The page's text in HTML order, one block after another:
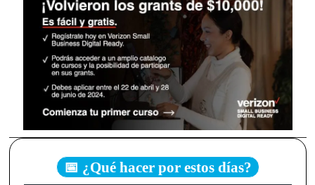
📅 ¿Qué hacer por estos días?